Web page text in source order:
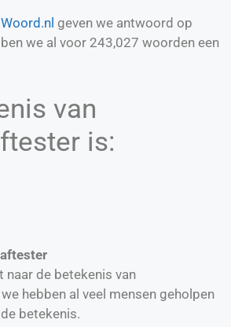
geven we antwoord op
we al voor 243,027 woorden een
van
is:
naar de betekenis van
hebben al veel mensen geholpen
betekenis.